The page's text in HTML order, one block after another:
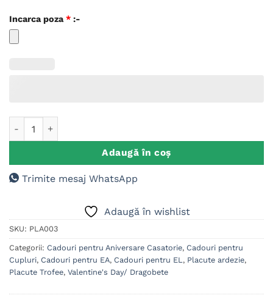
Incarca poza* :-
Adaugă în coș
Trimite mesaj WhatsApp
Adaugă în wishlist
SKU: PLA003
Categorii: Cadouri pentru Aniversare Casatorie, Cadouri pentru
Cupluri, Cadouri pentru EA, Cadouri pentru EL, Placute ardezie,
Placute Trofee, Valentine's Day/ Dragobete